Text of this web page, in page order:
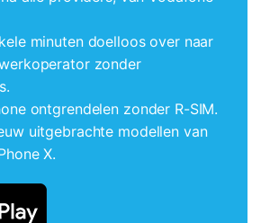
minuten doelloos over naar
zonder
ontgrendelen zonder R-SIM.
uitgebrachte modellen van
X.